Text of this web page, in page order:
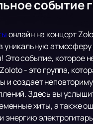
событие
онлайн на концерт
уникальную атмосферу
Это событие, которое
- это группа,
и создает
Здесь вы
хиты, а также
энергию